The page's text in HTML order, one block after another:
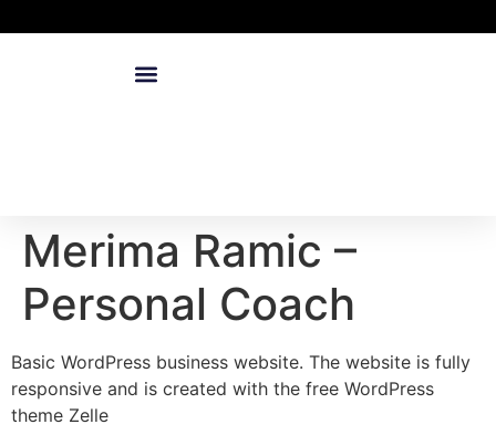
Merima Ramic –
Personal Coach
Basic WordPress business website. The website is fully
responsive and is created with the free WordPress
theme Zelle